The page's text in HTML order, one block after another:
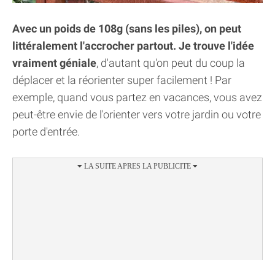
Avec un poids de 108g (sans les piles), on peut
littéralement l'accrocher partout. Je trouve l'idée
vraiment géniale, d'autant qu'on peut du coup la
déplacer et la réorienter super facilement ! Par
exemple, quand vous partez en vacances, vous avez
peut-être envie de l'orienter vers votre jardin ou votre
porte d'entrée.